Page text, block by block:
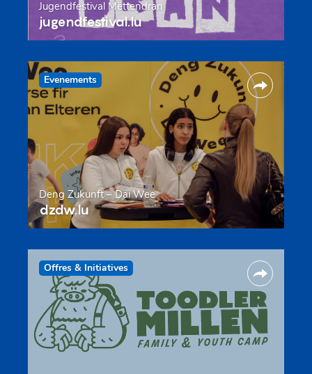
Jugendfestival Mëttendran
jugendfestival.lu
Evenements
Deng Zukunft – Däi Wee
dzdw.lu
Offres & Initiatives